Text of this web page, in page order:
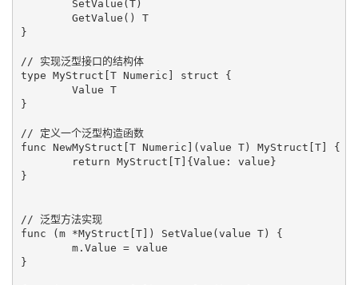
}
// 实现泛型接口的结构体
type MyStruct[T Numeric] struct {
}
// 定义一个泛型构造函数
func NewMyStruct[T Numeric](value T) MyStruct[T] {
}
// 泛型方法实现
func (m *MyStruct[T]) SetValue(value T) {
}